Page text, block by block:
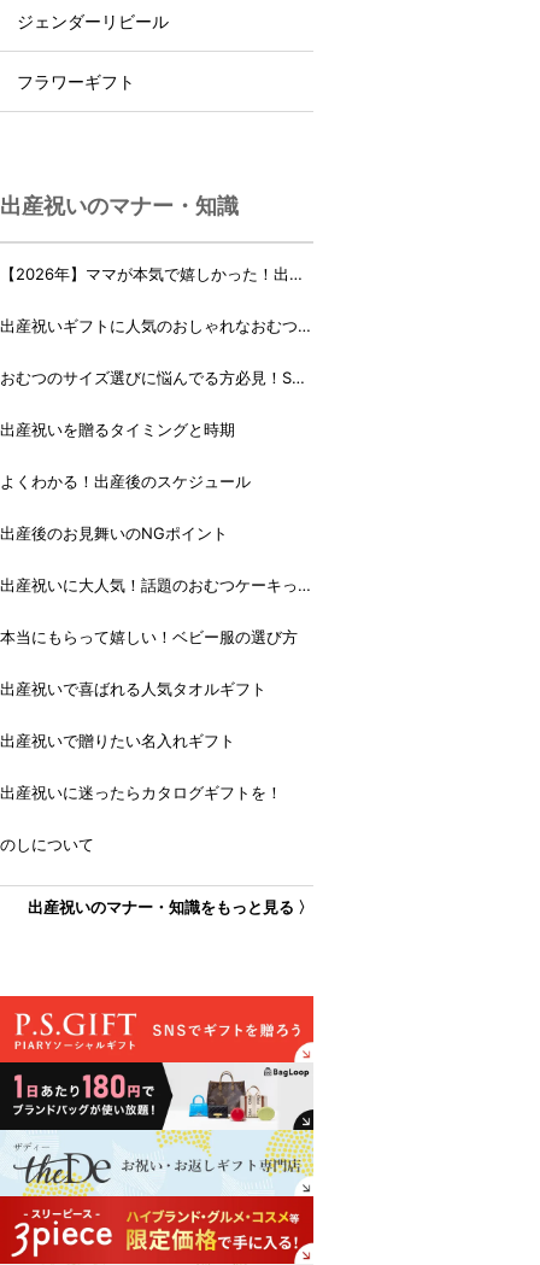
ジェンダーリビール
フラワーギフト
出産祝いのマナー・知識
【2026年】ママが本気で嬉しかった！出産
出産祝いギフトに人気のおしゃれなおむつケ
おむつのサイズ選びに悩んでる方必見！Sサ
出産祝いを贈るタイミングと時期
よくわかる！出産後のスケジュール
出産後のお見舞いのNGポイント
出産祝いに大人気！話題のおむつケーキっ
本当にもらって嬉しい！ベビー服の選び方
出産祝いで喜ばれる人気タオルギフト
出産祝いで贈りたい名入れギフト
出産祝いに迷ったらカタログギフトを！
のしについて
出産祝いのマナー・知識をもっと見る 〉